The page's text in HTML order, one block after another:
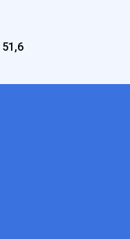
51,6